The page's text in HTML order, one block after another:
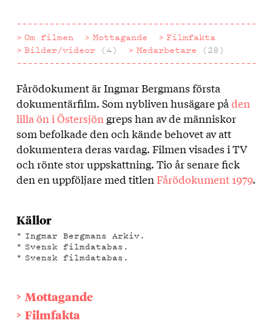
Om filmen Mottagande
Filmfakta
Bilder/videor (4) Medarbetare (28)
Om
filmen
Fårödokument är Ingmar Bergmans första
dokumentärfilm. Som nybliven husägare på den
lilla ön i Östersjön greps han av de människor
som befolkade den och kände behovet av att
dokumentera deras vardag. Filmen visades i TV
och rönte stor uppskattning. Tio år senare fick
den en uppföljare med titlen Fårödokument 1979.
Källor
Ingmar Bergmans Arkiv.
Svensk filmdatabas.
Svensk filmdatabas.
Mottagande
Filmfakta